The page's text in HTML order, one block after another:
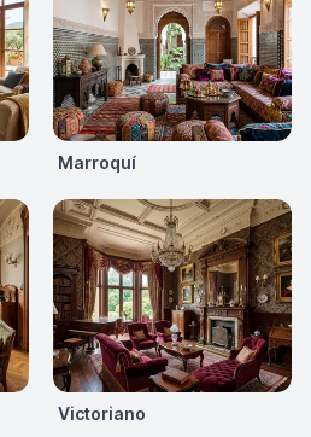
Marroquí
Victoriano